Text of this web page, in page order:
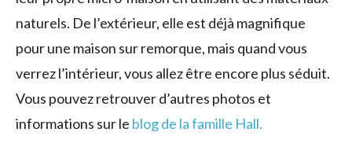
naturels. De l’extérieur, elle est déjà magnifique
pour une maison sur remorque, mais quand vous
verrez l’intérieur, vous allez être encore plus séduit.
Vous pouvez retrouver d’autres photos et
informations sur le blog de la famille Hall.